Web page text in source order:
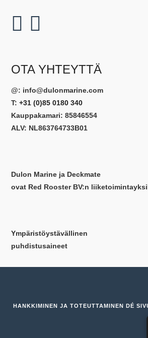
OTA YHTEYTTÄ
@: info@dulonmarine.com
T: +31 (0)85 0180 340
Kauppakamari: 85846554
ALV: NL863764733B01
Dulon Marine ja Deckmate
ovat Red Rooster BV:n
Ympäristöystävällinen
puhdistusaineet
HANKKIMINEN JA TOTEUTTAMINEN DÉ